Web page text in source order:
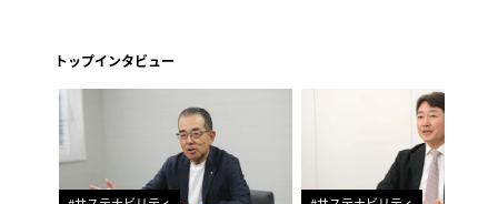
トップインタビュー